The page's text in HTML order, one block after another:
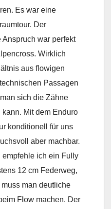
Es war eine
Der
Anspruch war perfekt
Wirklich
aus flowigen
Passagen
sich die Zähne
Mit dem Enduro
konditionell für uns
aber machbar.
empfehle ich ein Fully
12 cm Federweg,
man deutliche
Flow machen. Der